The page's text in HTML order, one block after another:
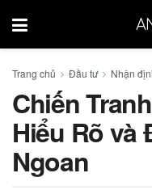
Trang chủ Đầu tư Nhận
Chiến
Hiểu Rõ và
Ngoan